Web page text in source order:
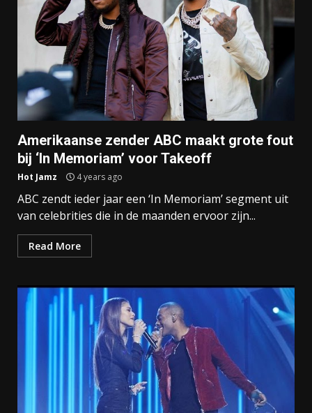
Amerikaanse zender ABC maakt grote fout
bij ‘In Memoriam’ voor Takeoff
Hot Jamz 4 years ago
ABC zendt ieder jaar een ‘In Memoriam’ segment uit
van celebrities die in de maanden ervoor zijn...
Read More